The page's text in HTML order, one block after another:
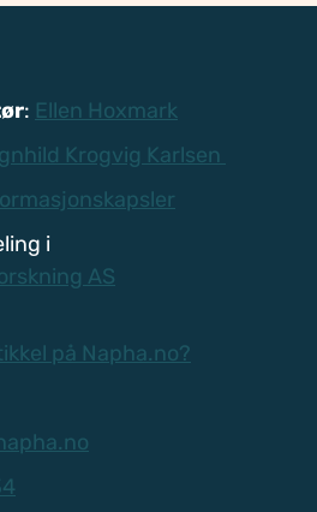
: Ellen Hoxmark
Krogvig Karlsen
i
AS
på Napha.no?